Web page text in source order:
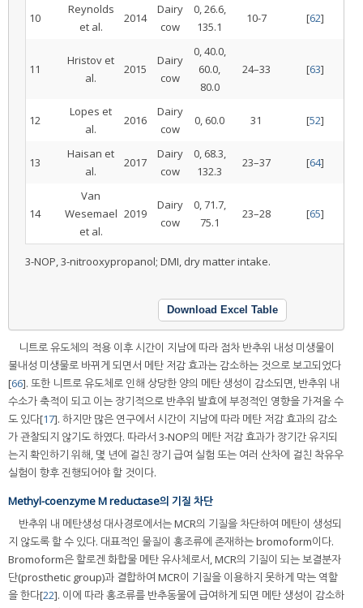
10
Reynolds
et al.
2014
Dairy
cow
0, 26.6,
135.1
10-7 [62]
11
Hristov et
al.
2015
Dairy
cow
0, 40.0,
60.0,
80.0
24–33 [63]
12
Lopes et
al.
2016
Dairy
cow
0, 60.0 31 [52]
13
Haisan et
al.
2017
Dairy
cow
0, 68.3,
132.3
23–37 [64]
14
Van
Wesemael
et al.
2019
Dairy
cow
0, 71.7,
75.1
23–28 [65]
3-NOP, 3-nitrooxypropanol; DMI, dry matter intake.
Download Excel Table
니트로 유도체의 적용 이후 시간이 지남에 따라 점차 반추위 내성 미생물이
불내성 미생물로 바뀌게 되면서 메탄 저감 효과는 감소하는 것으로 보고되었다
[66]. 또한 니트로 유도체로 인해 상당한 양의 메탄 생성이 감소되면, 반추위 내
수소가 축적이 되고 이는 장기적으로 반추위 발효에 부정적인 영향을 가져올 수
도 있다[17]. 하지만 많은 연구에서 시간이 지남에 따라 메탄 저감 효과의 감소
가 관찰되지 않기도 하였다. 따라서 3-NOP의 메탄 저감 효과가 장기간 유지되
는지 확인하기 위해, 몇 년에 걸친 장기 급여 실험 또는 여러 산차에 걸친 착유우
실험이 향후 진행되어야 할 것이다.
Methyl-coenzyme M reductase의 기질 차단
반추위 내 메탄생성 대사경로에서는 MCR의 기질을 차단하여 메탄이 생성되
지 않도록 할 수 있다. 대표적인 물질이 홍조류에 존재하는 bromoform이다.
Bromoform은 할로겐 화합물 메탄 유사체로서, MCR의 기질이 되는 보결분자
단(prosthetic group)과 결합하여 MCR이 기질을 이용하지 못하게 막는 역할
을 한다[22]. 이에 따라 홍조류를 반추동물에 급여하게 되면 메탄 생성이 감소하